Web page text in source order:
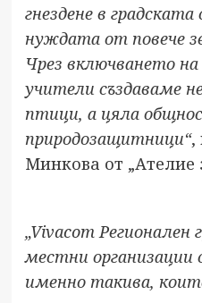
гнездене в
нуждата от повече
Чрез включването
учители създаваме
птици, а цяла
природозащитници“,
Минкова от „Ателие
„Vivacom Регионален
местни организации
именно такива,